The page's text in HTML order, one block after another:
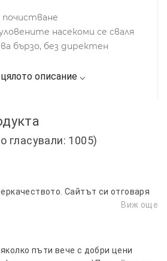
насекоми се сваля
бързо, без директен
вентилатор
кв.м
миризми и без консумативи
дизайн, подходящ за
1005)
Сайтът си отговаря
Виж още
пъти вече с добри цени